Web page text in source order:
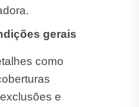
gerais
como
e